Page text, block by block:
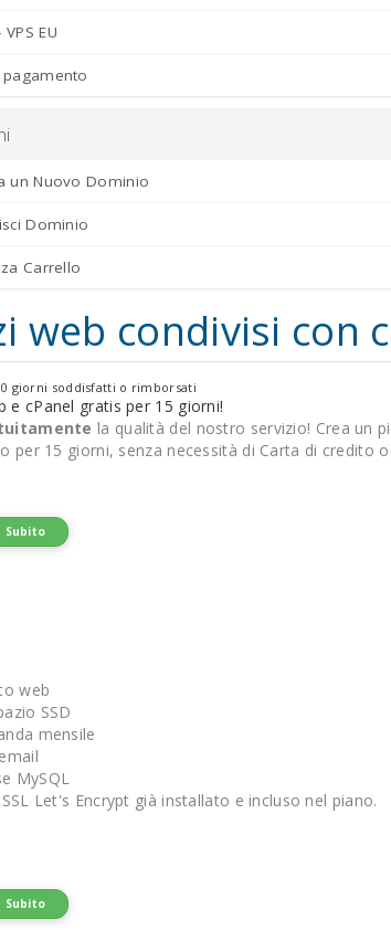
EU
pagamento
un Nuovo Dominio
Dominio
Carrello
web condivisi con
giorni soddisfatti o rimborsati
e cPanel gratis per 15 giorni!
la qualità del nostro servizio! Crea un
per 15 giorni, senza necessità di Carta di credito o
Subito
web
SSD
mensile
MySQL
Let's Encrypt già installato e incluso nel piano.
Subito